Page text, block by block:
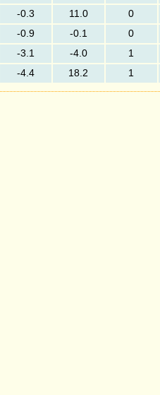
-0.3 11.0 0
-0.9 -0.1 0
-3.1 -4.0 1
-4.4 18.2 1